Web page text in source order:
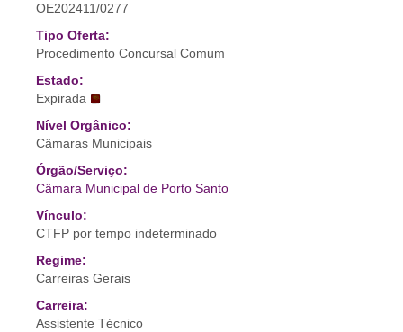
OE202411/0277
Tipo Oferta:
Procedimento Concursal Comum
Estado:
Expirada
Nível Orgânico:
Câmaras Municipais
Órgão/Serviço:
Câmara Municipal de Porto Santo
Vínculo:
CTFP por tempo indeterminado
Regime:
Carreiras Gerais
Carreira:
Assistente Técnico